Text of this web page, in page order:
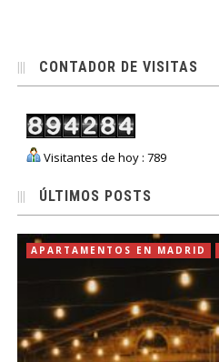
CONTADOR DE VISITAS
Visitantes de hoy : 789
ÚLTIMOS POSTS
APARTAMENTOS EN MADRID